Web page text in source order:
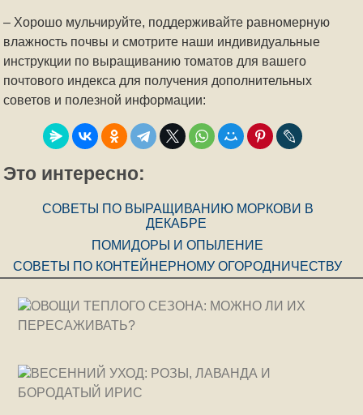
– Хорошо мульчируйте, поддерживайте равномерную
влажность почвы и смотрите наши индивидуальные
инструкции по выращиванию томатов для вашего
почтового индекса для получения дополнительных
советов и полезной информации:
Это интересно:
СОВЕТЫ ПО ВЫРАЩИВАНИЮ МОРКОВИ В
ДЕКАБРЕ
ПОМИДОРЫ И ОПЫЛЕНИЕ
СОВЕТЫ ПО КОНТЕЙНЕРНОМУ ОГОРОДНИЧЕСТВУ
ОВОЩИ ТЕПЛОГО СЕЗОНА: МОЖНО ЛИ ИХ
ПЕРЕСАЖИВАТЬ?
ВЕСЕННИЙ УХОД: РОЗЫ, ЛАВАНДА И
БОРОДАТЫЙ ИРИС